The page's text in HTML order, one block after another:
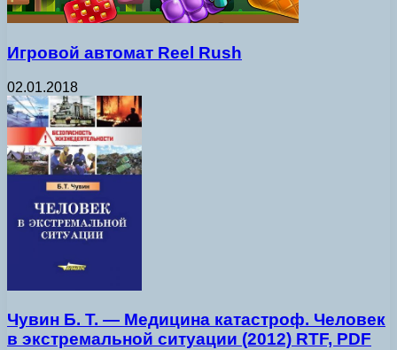
Игровой автомат Reel Rush
02.01.2018
Чувин Б. Т. — Медицина катастроф. Человек
в экстремальной ситуации (2012) RTF, PDF